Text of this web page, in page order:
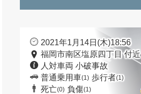
2021年1月14日(木)18:56
福岡市南区塩原四丁目 付近
人対車両 小破事故
普通乗用車(1) 歩行者(1)
死亡(0) 負傷(1)